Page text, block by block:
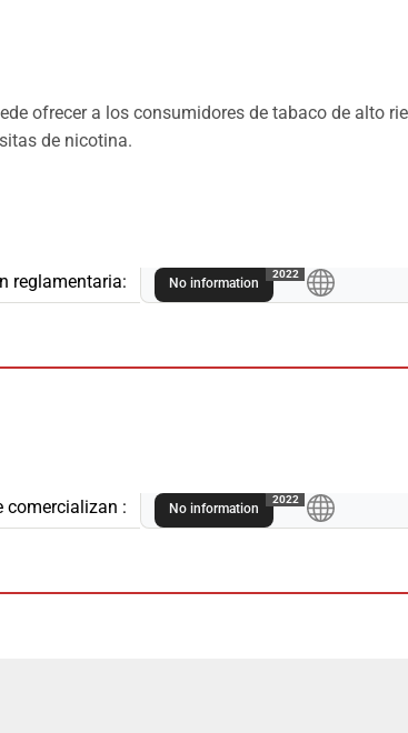
ofrecer a los consumidores de tabaco de alto
de nicotina.
reglamentaria: No information
A
2022
comercializan : No information
A
2022